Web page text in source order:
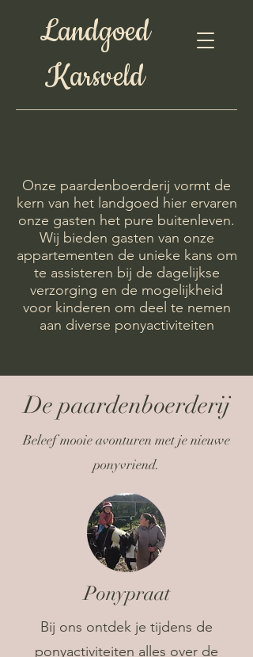
Landgoed
Karsveld
Onze paardenboerderij vormt de
kern van het landgoed hier ervaren
onze gasten het pure buitenleven.
Wij bieden gasten van onze
appartementen de unieke kans om
te assisteren bij de dagelijkse
verzorging en de mogelijkheid
voor kinderen om deel te nemen
aan diverse ponyactiviteiten
De paardenboerderij
Beleef mooie avonturen met je nieuwe
ponyvriend.
Ponypraat
Bij ons ontdek je tijdens de
ponyactiviteiten alles over de